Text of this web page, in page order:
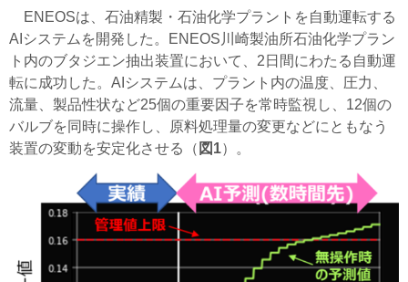
ENEOSは、石油精製・石油化学プラントを自動運転する
AIシステムを開発した。ENEOS川崎製油所石油化学プラン
ト内のブタジエン抽出装置において、2日間にわたる自動運
転に成功した。AIシステムは、プラント内の温度、圧力、
流量、製品性状など25個の重要因子を常時監視し、12個の
バルブを同時に操作し、原料処理量の変更などにともなう
装置の変動を安定化させる（ 図1）。